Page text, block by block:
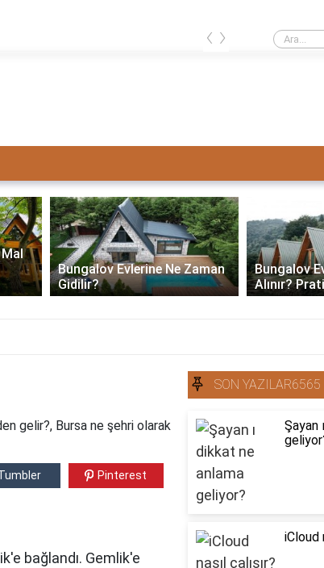
Ahşap ev mi
‹ ›
Bungalov Evlerine Ne Zaman
Gidilir?
Bungalov
Alınır?
gelir?, Bursa ne şehri olarak
Pinterest
bağlandı. Gemlik'e
SON YAZILAR6565
Şayan
iCloud